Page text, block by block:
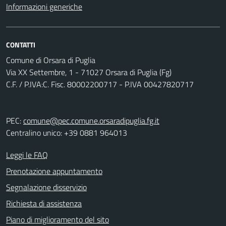
Informazioni generiche
CONTATTI
Comune di Orsara di Puglia
Via XX Settembre, 1 - 71027 Orsara di Puglia (Fg)
C.F. / P.IVA:C. Fisc. 80002200717 - P.IVA 00427820717
PEC:comune@pec.comune.orsaradipuglia.fg.it
Centralino unico: +39 0881 964013
Leggi le FAQ
Prenotazione appuntamento
Segnalazione disservizio
Richiesta di assistenza
Piano di miglioramento del sito